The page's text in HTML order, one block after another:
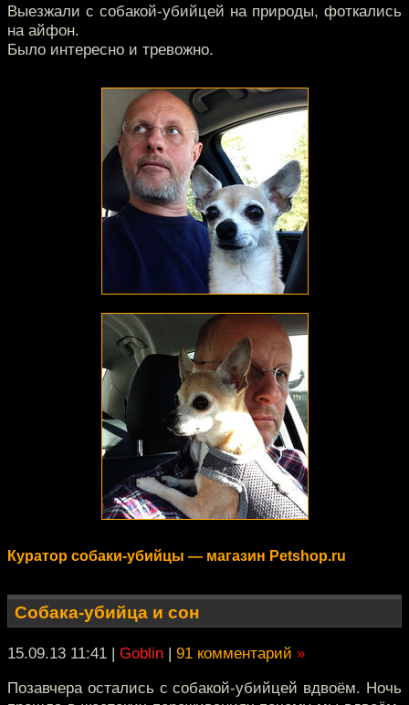
Выезжали с собакой-убийцей на природы, фоткались
на айфон.
Было интересно и тревожно.
Куратор собаки-убийцы — магазин Petshop.ru
Собака-убийца и сон
15.09.13 11:41 | Goblin | 91 комментарий »
Позавчера остались с собакой-убийцей вдвоём. Ночь